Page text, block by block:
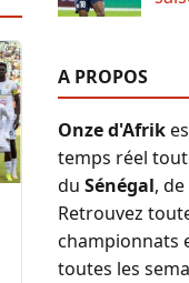
A PROPOS
Onze d'Afrik
temps réel
du Sénégal,
Retrouvez
championnats
toutes les